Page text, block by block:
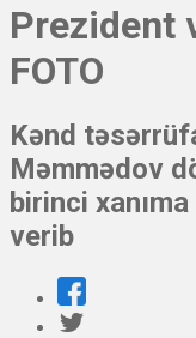
Prezident
FOTO
Kənd
Məmmədov
birinci
verib